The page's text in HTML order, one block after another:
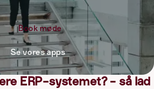
Book møde
Se vores apps
ERP-systemet? - så lad